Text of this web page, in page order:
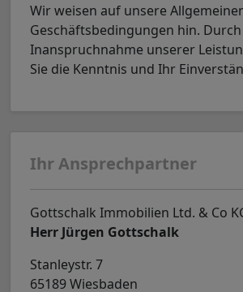
Wir weisen auf unsere
Geschäftsbedingungen hin.
Inanspruchnahme unserer
Sie die Kenntnis und Ihr
Ihr Ansprechpartner
Gottschalk Immobilien Ltd. & Co
Herr Jürgen Gottschalk
Stanleystr. 7
65189 Wiesbaden